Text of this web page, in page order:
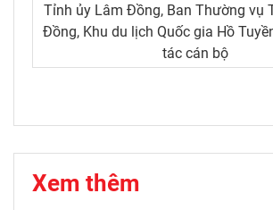
Tỉnh ủy Lâm Đồng, Ban Thường vụ
Đồng, Khu du lịch Quốc gia Hồ
tác cán bộ
Xem thêm